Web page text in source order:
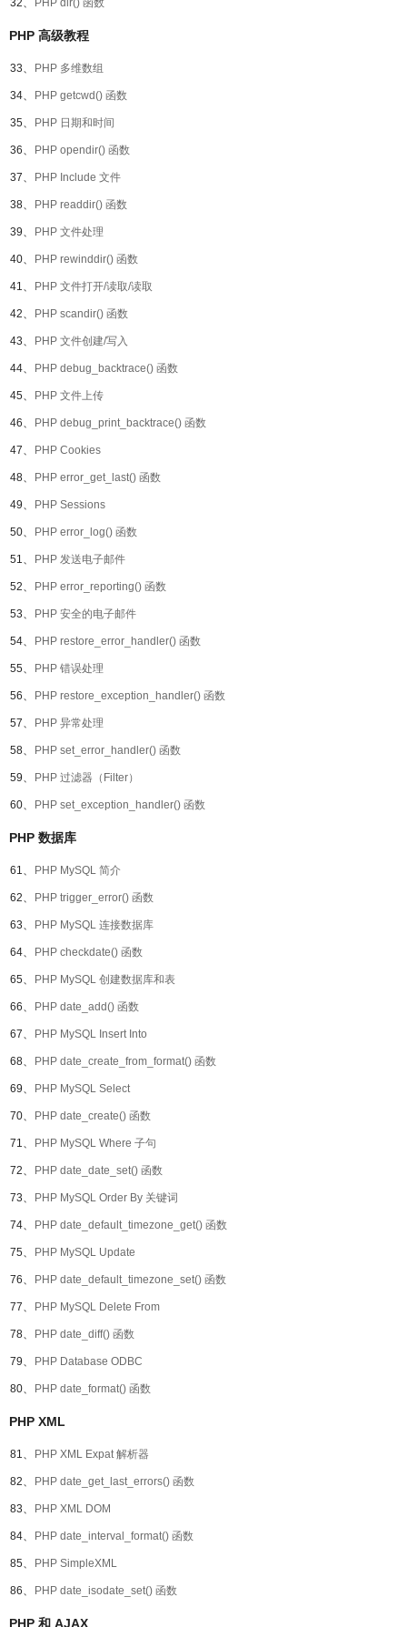
32、 PHP dir() 函数
PHP 高级教程
33、 PHP 多维数组
34、 PHP getcwd() 函数
35、 PHP 日期和时间
36、 PHP opendir() 函数
37、 PHP Include 文件
38、 PHP readdir() 函数
39、 PHP 文件处理
40、 PHP rewinddir() 函数
41、 PHP 文件打开/读取/读取
42、 PHP scandir() 函数
43、 PHP 文件创建/写入
44、 PHP debug_backtrace() 函数
45、 PHP 文件上传
46、 PHP debug_print_backtrace() 函数
47、 PHP Cookies
48、 PHP error_get_last() 函数
49、 PHP Sessions
50、 PHP error_log() 函数
51、 PHP 发送电子邮件
52、 PHP error_reporting() 函数
53、 PHP 安全的电子邮件
54、 PHP restore_error_handler() 函数
55、 PHP 错误处理
56、 PHP restore_exception_handler() 函数
57、 PHP 异常处理
58、 PHP set_error_handler() 函数
59、 PHP 过滤器（Filter）
60、 PHP set_exception_handler() 函数
PHP 数据库
61、 PHP MySQL 简介
62、 PHP trigger_error() 函数
63、 PHP MySQL 连接数据库
64、 PHP checkdate() 函数
65、 PHP MySQL 创建数据库和表
66、 PHP date_add() 函数
67、 PHP MySQL Insert Into
68、 PHP date_create_from_format() 函数
69、 PHP MySQL Select
70、 PHP date_create() 函数
71、 PHP MySQL Where 子句
72、 PHP date_date_set() 函数
73、 PHP MySQL Order By 关键词
74、 PHP date_default_timezone_get() 函数
75、 PHP MySQL Update
76、 PHP date_default_timezone_set() 函数
77、 PHP MySQL Delete From
78、 PHP date_diff() 函数
79、 PHP Database ODBC
80、 PHP date_format() 函数
PHP XML
81、 PHP XML Expat 解析器
82、 PHP date_get_last_errors() 函数
83、 PHP XML DOM
84、 PHP date_interval_format() 函数
85、 PHP SimpleXML
86、 PHP date_isodate_set() 函数
PHP 和 AJAX